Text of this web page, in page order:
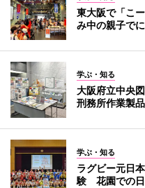
東大阪で「こ
み中の親子で
学ぶ・知る
大阪府立中央
刑務所作業製
学ぶ・知る
ラグビー元日
験 花園での日